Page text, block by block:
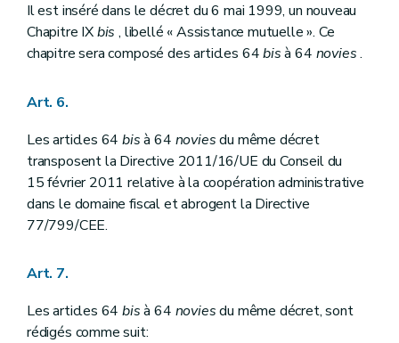
Il est inséré dans le décret du 6 mai 1999, un nouveau
Chapitre IXbis , libellé « Assistance mutuelle ». Ce
chapitre sera composé des articles 64bisà 64 novies.
Art. 6.
Les articles 64bisà 64 noviesdu même décret
transposent la Directive 2011/16/UE du Conseil du
15 février 2011 relative à la coopération administrative
dans le domaine fiscal et abrogent la Directive
77/799/CEE.
Art. 7.
Les articles 64bisà 64 noviesdu même décret, sont
rédigés comme suit: